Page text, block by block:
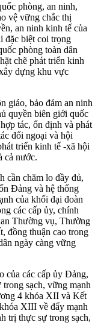
phòng, an ninh,
vệ vững chắc thị
an ninh kinh tế của
đặc biệt coi trọng
phòng toàn dân
chẽ phát triển kinh
dựng khu vực
giáo, bảo đảm an ninh
quyền biên giới quốc
tác, ổn định và phát
đối ngoại và hội
triển kinh tế -xã hội
cả nước.
cần chăm lo đầy đủ,
Đảng và hệ thống
của khối đại đoàn
các cấp ủy, chính
Thường vụ, Thường
đồng thuận cao trong
ngày càng vững
của các cấp ủy Đảng,
sạch, vững mạnh
4 khóa XII và Kết
XIII về đẩy mạnh
trị thực sự trong sạch,